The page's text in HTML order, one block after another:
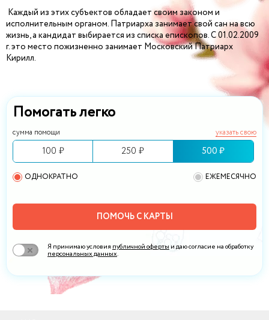
Помогать легко
сумма помощи указать свою
100 ₽ 250 ₽ 500 ₽
ОДНОКРАТНО ЕЖЕМЕСЯЧНО
ПОМОЧЬ С КАРТЫ
Я принимаю условия публичной оферты и даю согласие на обработку
персональных данных.
Каждый из этих субъектов обладает своим законом и
исполнительным органом. Патриарха занимает свой сан на всю
жизнь, а кандидат выбирается из списка епископов. С 01.02.2009
г. это место пожизненно занимает Московский Патриарх
Кирилл.